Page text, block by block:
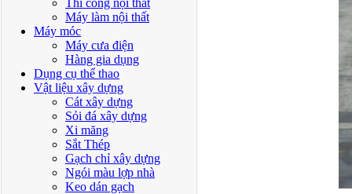
Thi công nội thất
Máy làm nội thất
Máy móc
Máy cưa điện
Hàng gia dụng
Dụng cụ thể thao
Vật liệu xây dựng
Cát xây dựng
Sỏi đá xây dựng
Xi măng
Sắt Thép
Gạch chỉ xây dựng
Ngói màu lợp nhà
Keo dán gạch